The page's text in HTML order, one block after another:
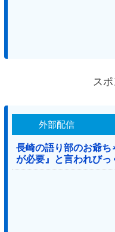
ス
外部配信
長崎の語り部のお爺ち
が必要』と言われびっ